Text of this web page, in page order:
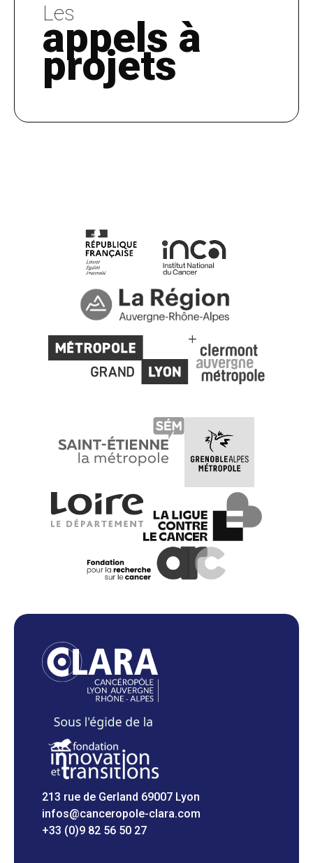
Les
appels à
projets
213 rue de Gerland 69007 Lyon
infos@canceropole-clara.com
+33 (0)9 82 56 50 27